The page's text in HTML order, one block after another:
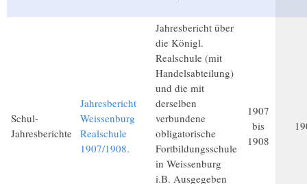
Schul-
Jahresberichte
Jahresbericht
Weissenburg
Realschule
1907/1908.
Jahresbericht über
die Königl.
Realschule (mit
Handelsabteilung)
und die mit
derselben
verbundene
obligatorische
Fortbildungsschule
in Weissenburg
i.B. Ausgegeben
1907
bis
1908